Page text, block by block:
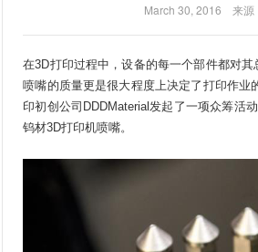
March 30, 2016 来源
在3D打印过程中，设备的每一个部件都对其
喷嘴的质量更是很大程度上决定了打印作业
印初创公司DDDMaterial发起了一项众筹活
钨材3D打印机喷嘴。